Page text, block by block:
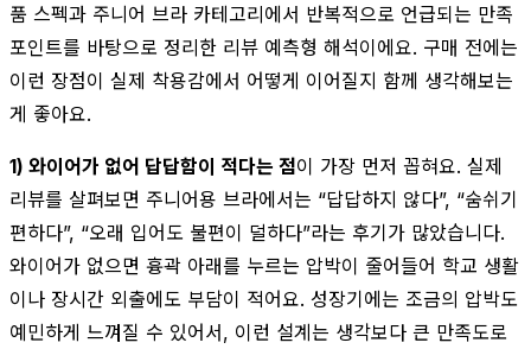
품 스펙과 주니어 브라 카테고리에서 반복적으로 언급되는 만족
포인트를 바탕으로 정리한 리뷰 예측형 해석이에요. 구매 전에는
이런 장점이 실제 착용감에서 어떻게 이어질지 함께 생각해보는
게 좋아요.
1) 와이어가 없어 답답함이 적다는 점이 가장 먼저 꼽혀요. 실제
리뷰를 살펴보면 주니어용 브라에서는 “답답하지 않다”, “숨쉬기
편하다”, “오래 입어도 불편이 덜하다”라는 후기가 많았습니다.
와이어가 없으면 흉곽 아래를 누르는 압박이 줄어들어 학교 생활
이나 장시간 외출에도 부담이 적어요. 성장기에는 조금의 압박도
예민하게 느껴질 수 있어서, 이런 설계는 생각보다 큰 만족도로